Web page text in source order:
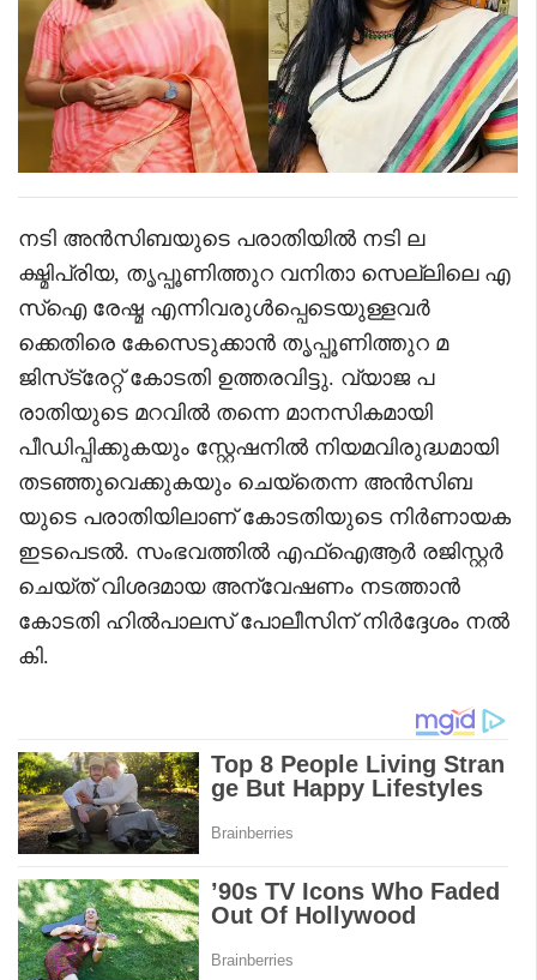
നടി അൻസിബയുടെ പരാതിയിൽ നടി ല
ക്ഷ്മിപ്രിയ, തൃപ്പൂണിത്തുറ വനിതാ സെല്ലിലെ എ
സ്‌ഐ രേഷ്മ എന്നിവരുൾപ്പെടെയുള്ളവർ
ക്കെതിരെ കേസെടുക്കാൻ തൃപ്പൂണിത്തുറ മ
ജിസ്‌ട്രേറ്റ് കോടതി ഉത്തരവിട്ടു. വ്യാജ പ
രാതിയുടെ മറവിൽ തന്നെ മാനസികമായി
പീഡിപ്പിക്കുകയും സ്റ്റേഷനിൽ നിയമവിരുദ്ധമായി
തടഞ്ഞുവെക്കുകയും ചെയ്തെന്ന അൻസിബ
യുടെ പരാതിയിലാണ് കോടതിയുടെ നിർണായക
ഇടപെടൽ. സംഭവത്തിൽ എഫ്‌ഐആർ രജിസ്റ്റർ
ചെയ്ത് വിശദമായ അന്വേഷണം നടത്താൻ
കോടതി ഹിൽപാലസ് പോലീസിന് നിർദ്ദേശം നൽ
കി.